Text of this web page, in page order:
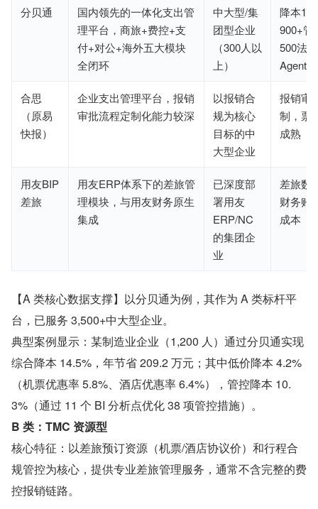
分贝通
国内领先的一体化支出管
理平台，商旅+费控+支
付+对公+海外五大模块
全闭环
中大型/集
团型企业
（300人以
上）
降本
900+管
500法
Agent
合思
（原易
快报）
企业支出管理平台，报销
审批流程定制化能力较深
以报销合
规为核心
目标的中
大型企业
报销审
制，票
成熟
用友BIP
差旅
用友ERP体系下的差旅管
理模块，与用友财务原生
集成
已深度部
署用友
ERP/NC
的集团企
业
差旅数
财务账
成本
【A 类核心数据支撑】以分贝通为例，其作为 A 类标杆平
台，已服务 3,500+中大型企业。
典型案例显示：某制造业企业（1,200 人）通过分贝通实现
综合降本 14.5%，年节省 209.2 万元；其中低价降本 4.2%
（机票优惠率 5.8%、酒店优惠率 6.4%），管控降本 10.
3%（通过 11 个 BI 分析点优化 38 项管控措施）。
B 类：TMC 资源型
核心特征：以差旅预订资源（机票/酒店协议价）和行程合
规管控为核心，提供专业差旅管理服务，通常不含完整的费
控报销链路。